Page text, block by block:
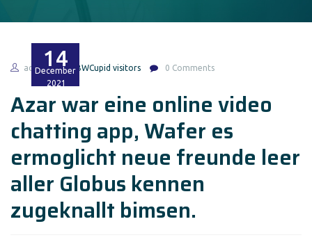
14
December
2021
admin BBWCupid visitors 0 Comments
Azar war eine online video
chatting app, Wafer es
ermoglicht neue freunde leer
aller Globus kennen
zugeknallt bimsen.